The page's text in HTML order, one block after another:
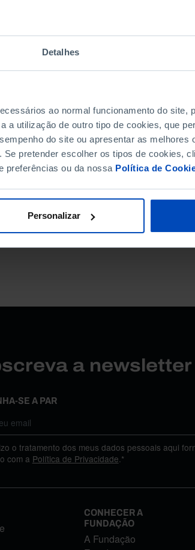
Detalhes
ao normal funcionamento do site,
a utilização de outro tipo de cookies, que
do site ou apresentar as melhores
pretender escolher os tipos de cookies,
preferências ou da nossa Política de
Personalizar
FIM
a
SE A PAR
o tratamento dos meus dados pessoais aqui
com a Política de Privacidade.*
CONHECER A
FUNDAÇÃO
A Fundação